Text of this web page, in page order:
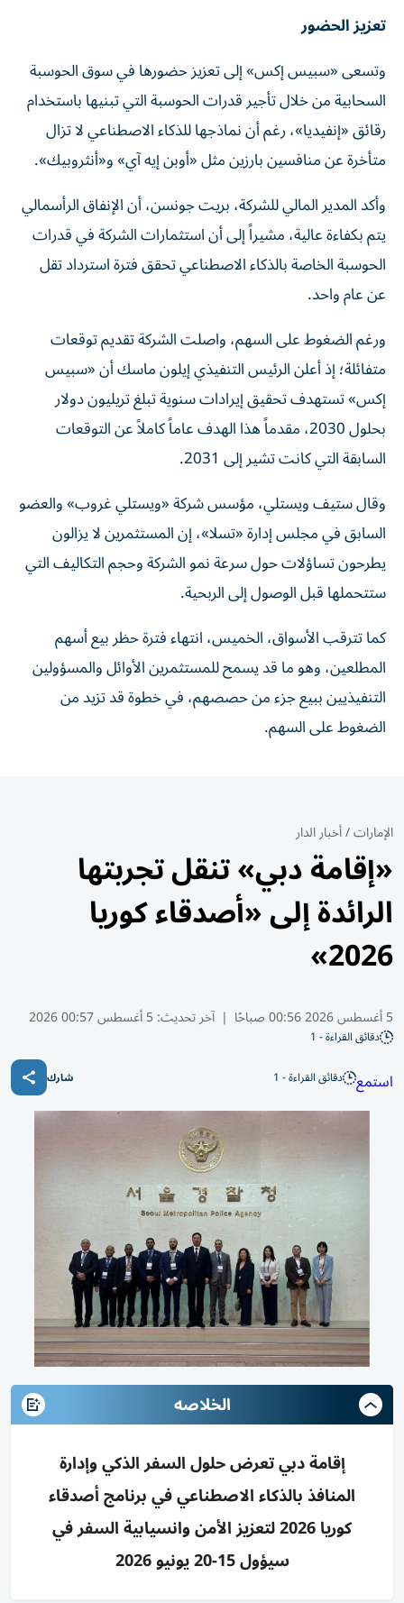
تعزيز الحضور
وتسعى «سبيس إكس» إلى تعزيز حضورها في سوق الحوسبة
السحابية من خلال تأجير قدرات الحوسبة التي تبنيها باستخدام
رقائق «إنفيديا»، رغم أن نماذجها للذكاء الاصطناعي لا تزال
متأخرة عن منافسين بارزين مثل «أوبن إيه آي» و«أنثروبيك».
وأكد المدير المالي للشركة، بريت جونسن، أن الإنفاق الرأسمالي
يتم بكفاءة عالية، مشيراً إلى أن استثمارات الشركة في قدرات
الحوسبة الخاصة بالذكاء الاصطناعي تحقق فترة استرداد تقل
عن عام واحد.
ورغم الضغوط على السهم، واصلت الشركة تقديم توقعات
متفائلة؛ إذ أعلن الرئيس التنفيذي إيلون ماسك أن «سبيس
إكس» تستهدف تحقيق إيرادات سنوية تبلغ تريليون دولار
بحلول 2030، مقدماً هذا الهدف عاماً كاملاً عن التوقعات
السابقة التي كانت تشير إلى 2031.
وقال ستيف ويستلي، مؤسس شركة «ويستلي غروب» والعضو
السابق في مجلس إدارة «تسلا»، إن المستثمرين لا يزالون
يطرحون تساؤلات حول سرعة نمو الشركة وحجم التكاليف التي
ستتحملها قبل الوصول إلى الربحية.
كما تترقب الأسواق، الخميس، انتهاء فترة حظر بيع أسهم
المطلعين، وهو ما قد يسمح للمستثمرين الأوائل والمسؤولين
التنفيذيين ببيع جزء من حصصهم، في خطوة قد تزيد من
الضغوط على السهم.
الإمارات/أخبار الدار
«إقامة دبي» تنقل تجربتها
الرائدة إلى «أصدقاء كوريا
2026»
5 أغسطس 2026 00:56 صباحًا | آخر تحديث:5 أغسطس 00:57 2026
دقائق القراءة - 1
استمع دقائق القراءة - 1 شارك
الخلاصه
إقامة دبي تعرض حلول السفر الذكي وإدارة
المنافذ بالذكاء الاصطناعي في برنامج أصدقاء
كوريا 2026 لتعزيز الأمن وانسيابية السفر في
سيؤول 15-20 يونيو 2026